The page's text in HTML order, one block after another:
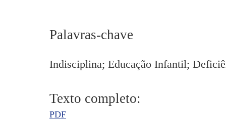
Palavras-chave
Indisciplina; Educação Infantil;
Texto completo:
PDF